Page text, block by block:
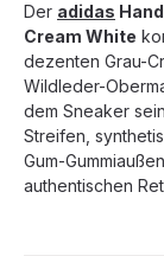
Der adidas
Cream White
dezenten Grau-
Wildleder-
dem Sneaker
Streifen,
Gum-
authentischen